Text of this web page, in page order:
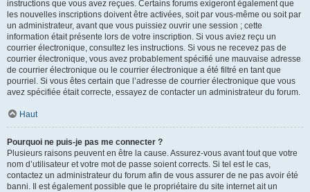
instructions que vous avez reçues. Certains forums exigeront également que
les nouvelles inscriptions doivent être activées, soit par vous-même ou soit par
un administrateur, avant que vous puissiez ouvrir une session ; cette
information était présente lors de votre inscription. Si vous aviez reçu un
courrier électronique, consultez les instructions. Si vous ne recevez pas de
courrier électronique, vous avez probablement spécifié une mauvaise adresse
de courrier électronique ou le courrier électronique a été filtré en tant que
pourriel. Si vous êtes certain que l’adresse de courrier électronique que vous
avez spécifiée était correcte, essayez de contacter un administrateur du forum.
Haut
Pourquoi ne puis-je pas me connecter ?
Plusieurs raisons peuvent en être la cause. Assurez-vous avant tout que votre
nom d’utilisateur et votre mot de passe soient corrects. Si tel est le cas,
contactez un administrateur du forum afin de vous assurer de ne pas avoir été
banni. Il est également possible que le propriétaire du site internet ait un